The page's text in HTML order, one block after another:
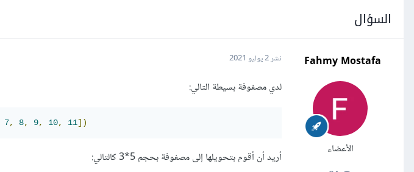
السؤال
Fahmy Mostafa
الأعضاء
نشر2 يوليو 2021
لدي مصفوفة بسيطة التالي:
7, 8, 9, 10, 11])
أريد أن أقوم بتحويلها إلى مصفوفة بحجم 5*3 كالتالي: